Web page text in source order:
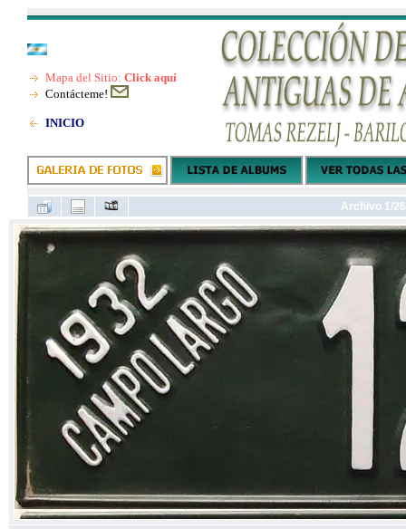
Mapa del Sitio: Click aquí
Contácteme!
INICIO
Archivo 1/26